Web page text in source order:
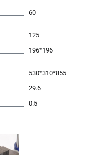
60
125
196*196
530*310*855
29.6
0.5